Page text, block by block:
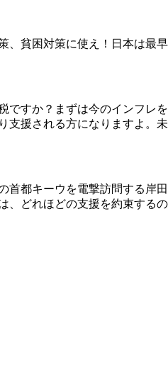
、貧困対策に使え！日本は最早
ですか？まずは今のインフレを
支援される方になりますよ。未
首都キーウを電撃訪問する岸田
、どれほどの支援を約束するの